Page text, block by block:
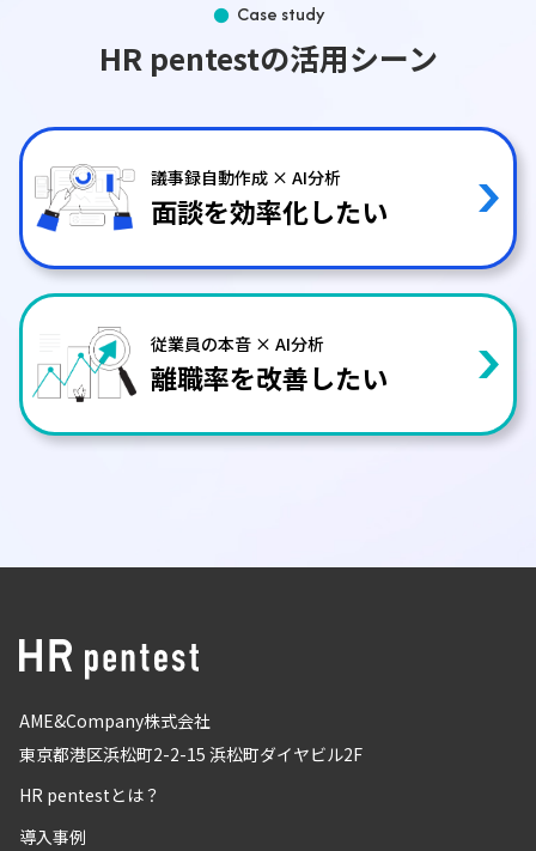
Case study
HR pentestの活用シーン
議事録自動作成 × AI分析
面談を効率化したい
従業員の本音 × AI分析
離職率を改善したい
AME&Company株式会社
東京都港区浜松町2-2-15 浜松町ダイヤビル2F
HR pentestとは？
導入事例